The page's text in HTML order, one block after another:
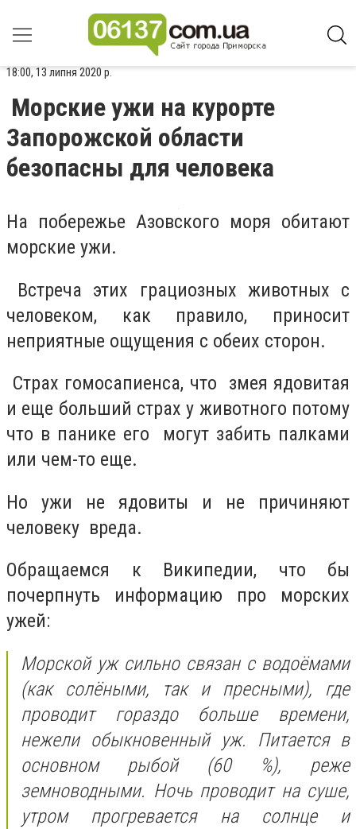
18:00, 13 липня 2020 р.
Морские ужи на курорте
Запорожской области
безопасны для человека
На побережье Азовского моря обитают
морские ужи.
Встреча этих грациозных животных с
человеком, как правило, приносит
неприятные ощущения с обеих сторон.
Страх гомосапиенса, что змея ядовитая
и еще больший страх у животного потому
что в панике его могут забить палками
или чем-то еще.
Но ужи не ядовиты и не причиняют
человеку вреда.
Обращаемся к Википедии, что бы
почерпнуть информацию про морских
ужей:
Морской уж сильно связан с водоёмами
(как солёными, так и пресными), где
проводит гораздо больше времени,
нежели обыкновенный уж. Питается в
основном рыбой (60 %), реже
земноводными. Ночь проводит на суше,
утром прогревается на солнце и